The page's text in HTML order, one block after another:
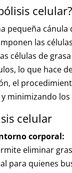
celular?
pequeña
las
células de
lo que hace
el
minimizando
celular
corporal:
eliminar
para quienes